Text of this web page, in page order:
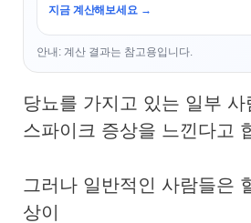
지금 계산해보세요 →
안내: 계산 결과는 참고용입니다.
당뇨를 가지고 있는 일부
스파이크 증상을 느낀다고
그러나 일반적인 사람들은
상이